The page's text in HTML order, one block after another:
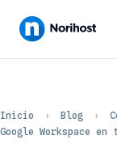
Inicio › Blog ›
Google Workspace en